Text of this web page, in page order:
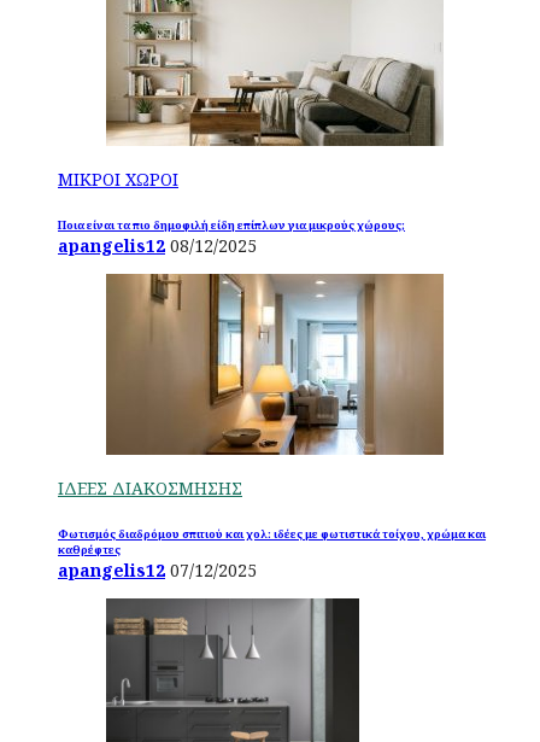
ΜΙΚΡΟΙ ΧΩΡΟΙ
Ποια είναι τα πιο δημοφιλή είδη επίπλων για μικρούς χώρους;
apangelis12 08/12/2025
ΙΔΕΕΣ ΔΙΑΚΟΣΜΗΣΗΣ
Φωτισμός διαδρόμου σπιτιού και χολ: ιδέες με φωτιστικά τοίχου, χρώμα και
καθρέφτες
apangelis12 07/12/2025